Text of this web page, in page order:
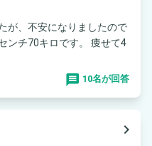
が、不安になりましたので
10名が回答
navigate_next